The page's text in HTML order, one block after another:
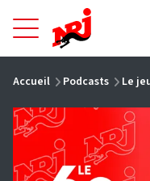
NRJ -
Accueil Podcasts Le